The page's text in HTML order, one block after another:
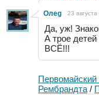
Oлeg 23
Да, уж!
А трое
ВСЁ!!!
Рембрандта /